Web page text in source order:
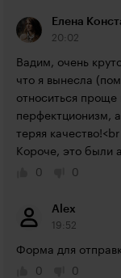
Елена
20:02
Вадим, очень
что я вынесла
относиться проще
перфектционизм,
теряя
Короче, это были
0
0
Alex
19:52
Форма для
0
0